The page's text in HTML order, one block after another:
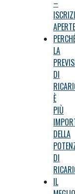
–
APERTE
LA
DI
È
PIÙ
DELLA
DI
IL